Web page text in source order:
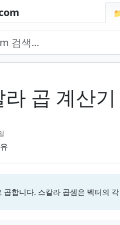
곱 계산기
곱합니다. 스칼라 곱셈은 벡터의